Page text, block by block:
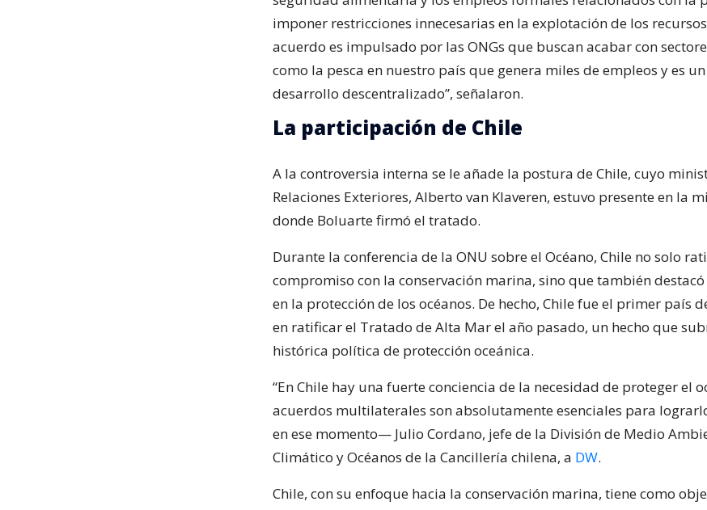
imponer restricciones innecesarias en la explotación de los
acuerdo es impulsado por las ONGs que buscan acabar con
como la pesca en nuestro país que genera miles de empleos y es
desarrollo descentralizado”, señalaron.
La participación de Chile
A la controversia interna se le añade la postura de Chile, cuyo
Relaciones Exteriores, Alberto van Klaveren, estuvo presente en la
donde Boluarte firmó el tratado.
Durante la conferencia de la ONU sobre el Océano, Chile no solo
compromiso con la conservación marina, sino que también
en la protección de los océanos. De hecho, Chile fue el primer país
en ratificar el Tratado de Alta Mar el año pasado, un hecho que
histórica política de protección oceánica.
“En Chile hay una fuerte conciencia de la necesidad de proteger el
acuerdos multilaterales son absolutamente esenciales para
en ese momento— Julio Cordano, jefe de la División de Medio
Climático y Océanos de la Cancillería chilena, a DW.
Chile, con su enfoque hacia la conservación marina, tiene como